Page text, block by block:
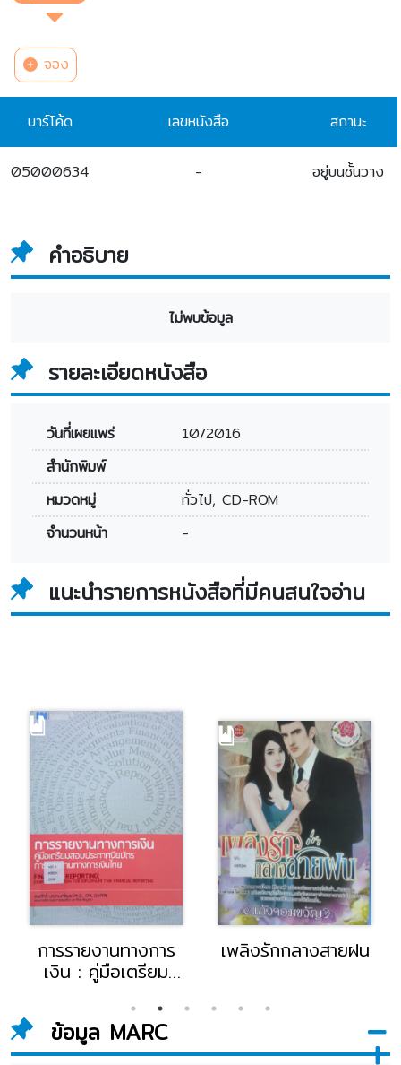
จอง
บาร์โค้ด เลขหนังสือ สถานะ
05000634 - อยู่บนชั้นวาง
คำอธิบาย
ไม่พบข้อมูล
รายละเอียดหนังสือ
วันที่เผยแพร่
10/2016
สำนักพิมพ์
หมวดหมู่
ทั่วไป, CD-ROM
จำนวนหน้า
-
แนะนำรายการหนังสือที่มีคนสนใจอ่าน
การรายงานทางการ
เงิน : คู่มือเตรียม
การรายงานทางการ
เงินไทย
เพลิงรักกลางสายฝน
ข้อมูล MARC